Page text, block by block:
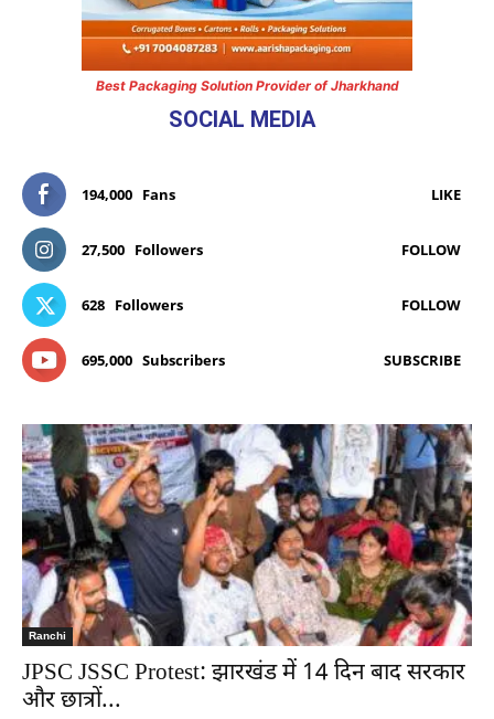
Best Packaging Solution Provider of Jharkhand
SOCIAL MEDIA
194,000 Fans LIKE
27,500 Followers FOLLOW
628 Followers FOLLOW
695,000 Subscribers SUBSCRIBE
Ranchi
JPSC JSSC Protest: झारखंड में 14 दिन बाद सरकार
और छात्रों...